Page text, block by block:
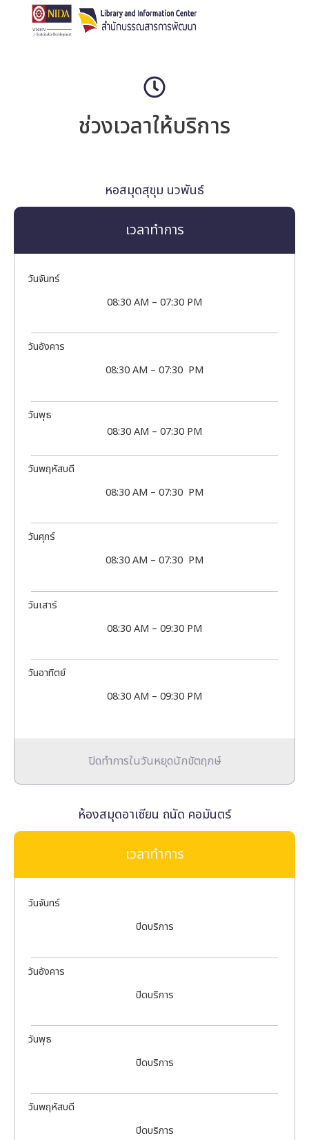
ช่วงเวลาให้บริการ
หอสมุดสุขุม นวพันธ์
เวลาทำการ
วันจันทร์
08:30 AM – 07:30 PM
วันอังคาร
08:30 AM – 07:30 PM
วันพุธ
08:30 AM – 07:30 PM
วันพฤหัสบดี
08:30 AM – 07:30 PM
วันศุกร์
08:30 AM – 07:30 PM
วันเสาร์
08:30 AM – 09:30 PM
วันอาทิตย์
08:30 AM – 09:30 PM
ปิดทำการในวันหยุดนักขัตฤกษ์
ห้องสมุดอาเซียน ถนัด คอมันตร์
เวลาทำการ
วันจันทร์
ปิดบริการ
วันอังคาร
ปิดบริการ
วันพุธ
ปิดบริการ
วันพฤหัสบดี
ปิดบริการ